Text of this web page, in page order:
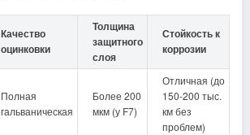
Качество
оцинковки
Толщина
защитного
слоя
Стойкость к
коррозии
Полная
гальваническая
Более 200
мкм (у F7)
Отличная (до
150-200 тыс.
км без
проблем)